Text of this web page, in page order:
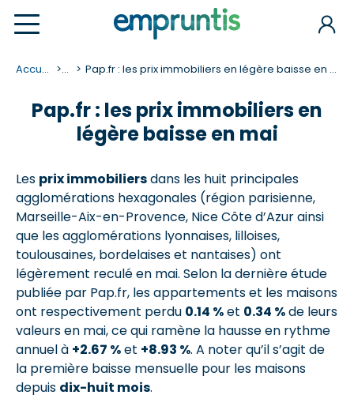
Accueil ... Pap.fr : les prix immobiliers en légère baisse en mai
Pap.fr : les prix immobiliers en
légère baisse en mai
Les prix immobiliersdans les huit principales
agglomérations hexagonales (région parisienne,
Marseille-Aix-en-Provence, Nice Côte d’Azur ainsi
que les agglomérations lyonnaises, lilloises,
toulousaines, bordelaises et nantaises) ont
légèrement reculé en mai. Selon la dernière étude
publiée par Pap.fr, les appartements et les maisons
ont respectivement perdu 0.14 %et 0.34 %de leurs
valeurs en mai, ce qui ramène la hausse en rythme
annuel à +2.67 %et +8.93 %. A noter qu’il s’agit de
la première baisse mensuelle pour les maisons
depuis dix-huit mois.